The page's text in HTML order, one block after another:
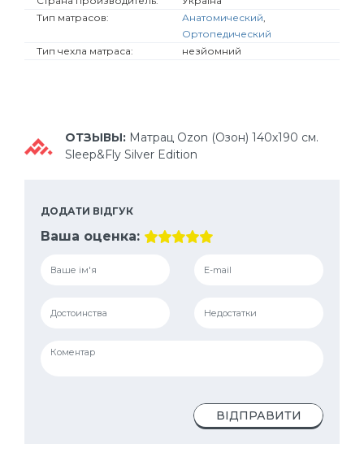
Тип матрасов:
Анатомический,
Ортопедический
Тип чехла матраса:
незйомний
ОТЗЫВЫ: Матрац Ozon (Озон) 140х190 см.
Sleep&Fly Silver Edition
ДОДАТИ ВІДГУК
Ваша оценка:
ВІДПРАВИТИ